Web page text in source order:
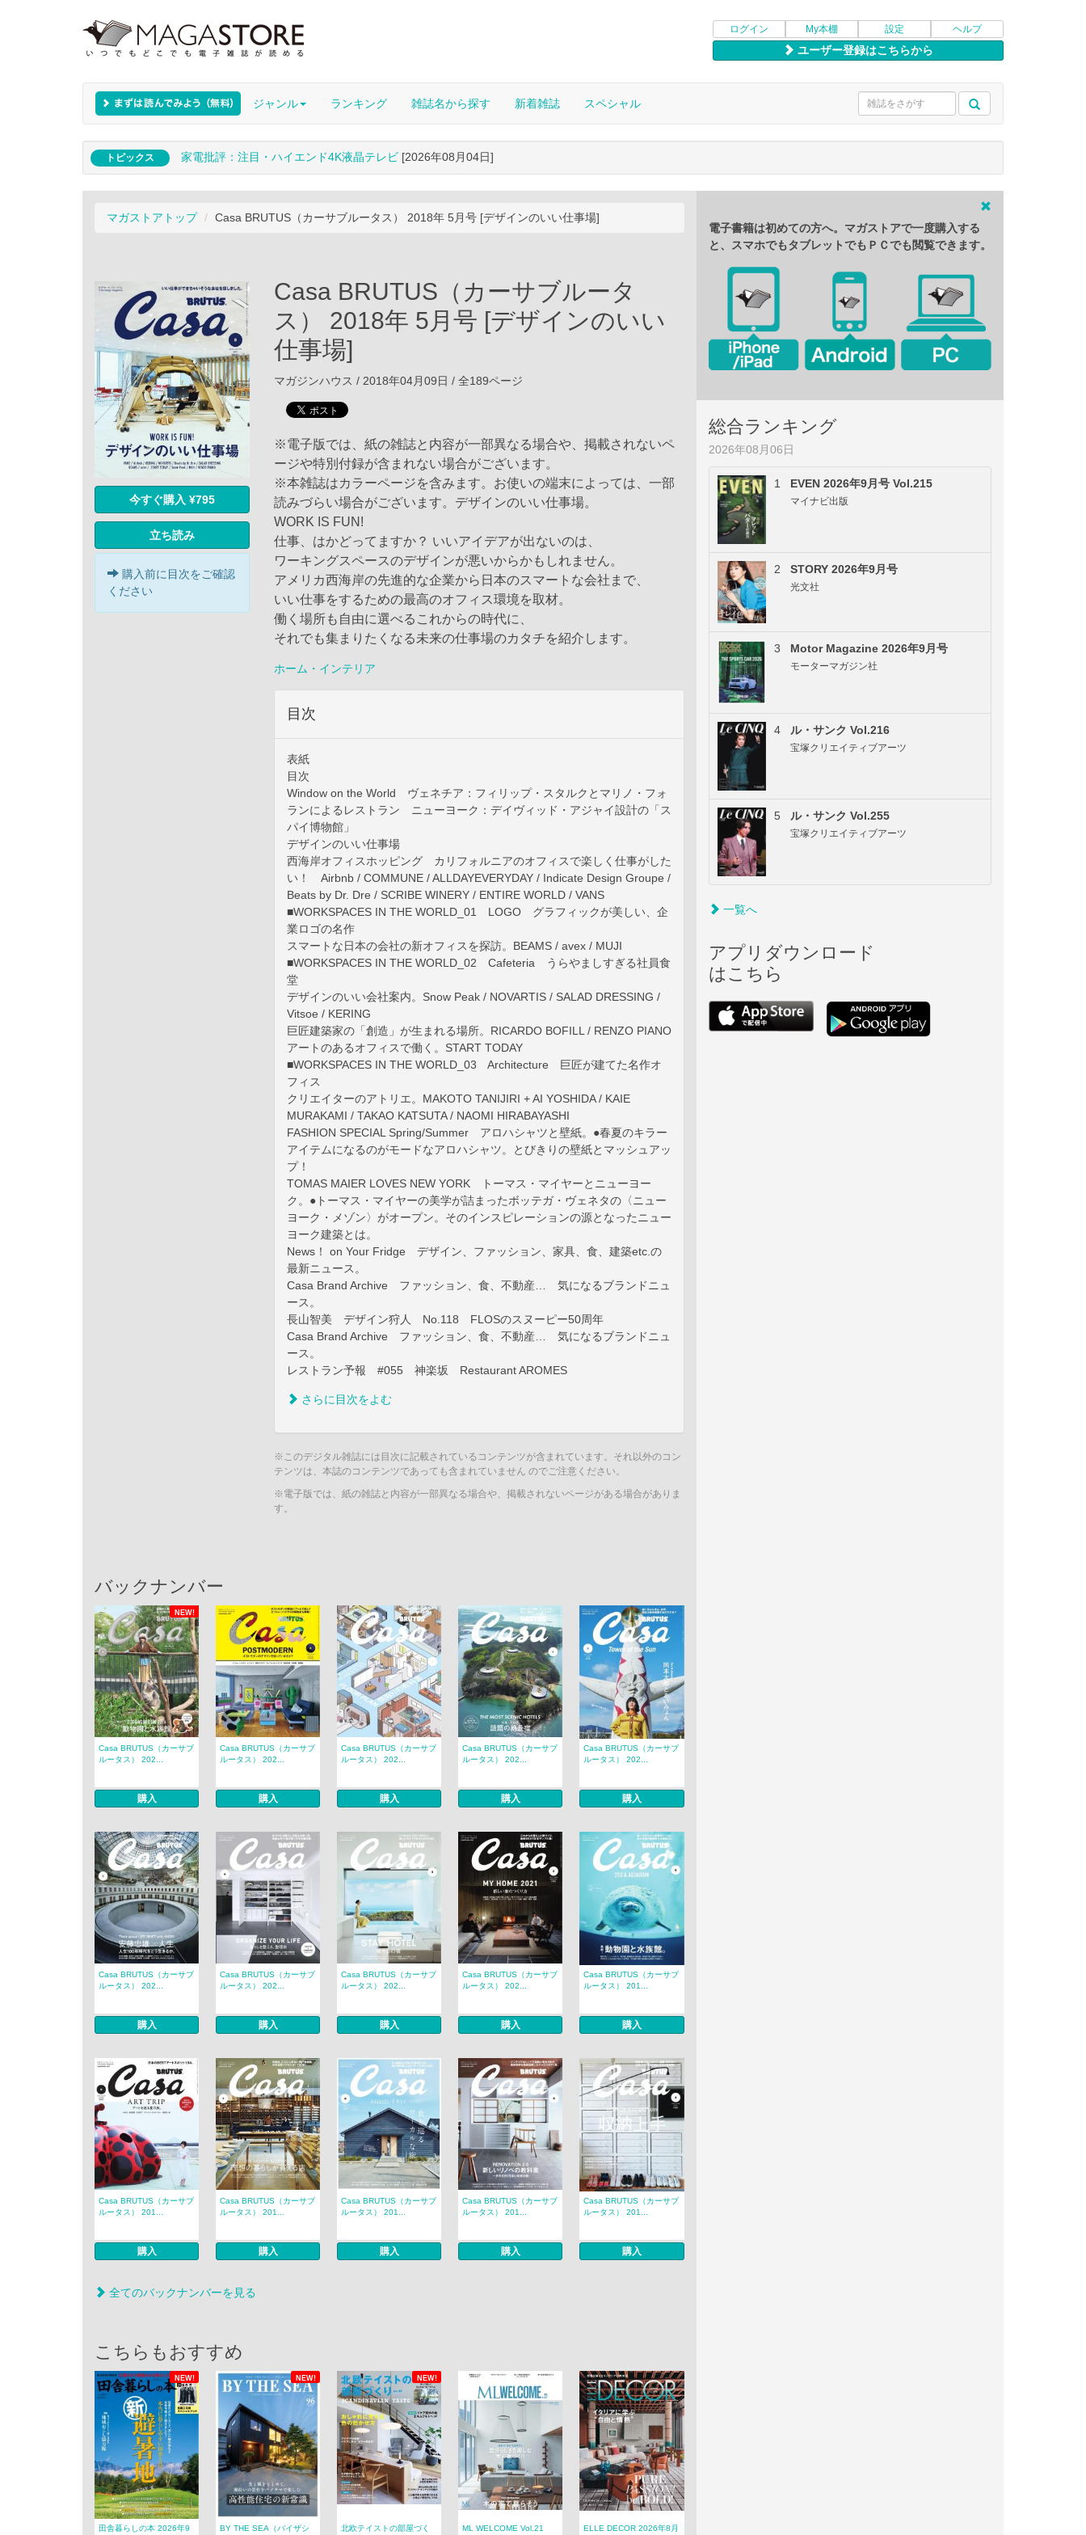
ログイン My本棚 設定 ヘルプ
ユーザー登録はこちらから
ジャンル ランキング 雑誌名から探す 新着雑誌 スペシャル
トピックス 家電批評：注目・ハイエンド4K液晶テレビ [2026年08月04日]
マガストアトップ Casa BRUTUS（カーサブルータス） 2018年 5月号 [デザインのいい仕事場]
今すぐ購入 ¥795
立ち読み
購入前に目次をご確認
ください
Casa BRUTUS（カーサブルータ
ス） 2018年 5月号 [デザインのいい
仕事場]
マガジンハウス / 2018年04月09日 / 全189ページ
※電子版では、紙の雑誌と内容が一部異なる場合や、掲載されないペ
ージや特別付録が含まれない場合がございます。
※本雑誌はカラーページを含みます。お使いの端末によっては、一部
読みづらい場合がございます。デザインのいい仕事場。
WORK IS FUN!
仕事、はかどってますか？ いいアイデアが出ないのは、
ワーキングスペースのデザインが悪いからかもしれません。
アメリカ西海岸の先進的な企業から日本のスマートな会社まで、
いい仕事をするための最高のオフィス環境を取材。
働く場所も自由に選べるこれからの時代に、
それでも集まりたくなる未来の仕事場のカタチを紹介します。
ホーム・インテリア
目次
表紙
目次
Window on the World ヴェネチア：フィリップ・スタルクとマリノ・フォ
ランによるレストラン ニューヨーク：デイヴィッド・アジャイ設計の「ス
パイ博物館」
デザインのいい仕事場
西海岸オフィスホッピング カリフォルニアのオフィスで楽しく仕事がした
い！ Airbnb / COMMUNE / ALLDAYEVERYDAY / Indicate Design Groupe /
Beats by Dr. Dre / SCRIBE WINERY / ENTIRE WORLD / VANS
■WORKSPACES IN THE WORLD_01 LOGO グラフィックが美しい、企
業ロゴの名作
スマートな日本の会社の新オフィスを探訪。BEAMS / avex / MUJI
■WORKSPACES IN THE WORLD_02 Cafeteria うらやましすぎる社員食
堂
デザインのいい会社案内。Snow Peak / NOVARTIS / SALAD DRESSING /
Vitsoe / KERING
巨匠建築家の「創造」が生まれる場所。RICARDO BOFILL / RENZO PIANO
アートのあるオフィスで働く。START TODAY
■WORKSPACES IN THE WORLD_03 Architecture 巨匠が建てた名作オ
フィス
クリエイターのアトリエ。MAKOTO TANIJIRI + AI YOSHIDA / KAIE
MURAKAMI / TAKAO KATSUTA / NAOMI HIRABAYASHI
FASHION SPECIAL Spring/Summer アロハシャツと壁紙。●春夏のキラー
アイテムになるのがモードなアロハシャツ。とびきりの壁紙とマッシュアッ
プ！
TOMAS MAIER LOVES NEW YORK トーマス・マイヤーとニューヨー
ク。●トーマス・マイヤーの美学が詰まったボッテガ・ヴェネタの〈ニュー
ヨーク・メゾン〉がオープン。そのインスピレーションの源となったニュー
ヨーク建築とは。
News！ on Your Fridge デザイン、ファッション、家具、食、建築etc.の
最新ニュース。
Casa Brand Archive ファッション、食、不動産… 気になるブランドニュ
ース。
長山智美 デザイン狩人 No.118 FLOSのスヌーピー50周年
Casa Brand Archive ファッション、食、不動産… 気になるブランドニュ
ース。
レストラン予報 #055 神楽坂 Restaurant AROMES
さらに目次をよむ
※このデジタル雑誌には目次に記載されているコンテンツが含まれています。それ以外のコン
テンツは、本誌のコンテンツであっても含まれていません のでご注意ください。
※電子版では、紙の雑誌と内容が一部異なる場合や、掲載されないページがある場合がありま
す。
バックナンバー
NEW!
Casa BRUTUS（カーサブ
ルータス） 202...
購入
Casa BRUTUS（カーサブ
ルータス） 202...
購入
Casa BRUTUS（カーサブ
ルータス） 202...
購入
Casa BRUTUS（カーサブ
ルータス） 202...
購入
Casa BRUTUS（カーサブ
ルータス） 202...
購入
Casa BRUTUS（カーサブ
ルータス） 202...
購入
Casa BRUTUS（カーサブ
ルータス） 202...
購入
Casa BRUTUS（カーサブ
ルータス） 202...
購入
Casa BRUTUS（カーサブ
ルータス） 202...
購入
Casa BRUTUS（カーサブ
ルータス） 201...
購入
Casa BRUTUS（カーサブ
ルータス） 201...
購入
Casa BRUTUS（カーサブ
ルータス） 201...
購入
Casa BRUTUS（カーサブ
ルータス） 201...
購入
Casa BRUTUS（カーサブ
ルータス） 201...
購入
Casa BRUTUS（カーサブ
ルータス） 201...
購入
全てのバックナンバーを見る
こちらもおすすめ
NEW! NEW! NEW!
田舎暮らしの本 2026年9 BY THE SEA（バイザシ 北欧テイストの部屋づく ML WELCOME Vol.21 ELLE DECOR 2026年8月
電子書籍は初めての方へ。マガストアで一度購入する
と、スマホでもタブレットでもＰＣでも閲覧できます。
総合ランキング
2026年08月06日
1 EVEN 2026年9月号 Vol.215
マイナビ出版
2 STORY 2026年9月号
光文社
3 Motor Magazine 2026年9月号
モーターマガジン社
4 ル・サンク Vol.216
宝塚クリエイティブアーツ
5 ル・サンク Vol.255
宝塚クリエイティブアーツ
一覧へ
アプリダウンロード
はこちら